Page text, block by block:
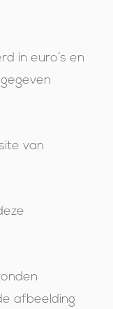
in euro’s en
van
afbeelding